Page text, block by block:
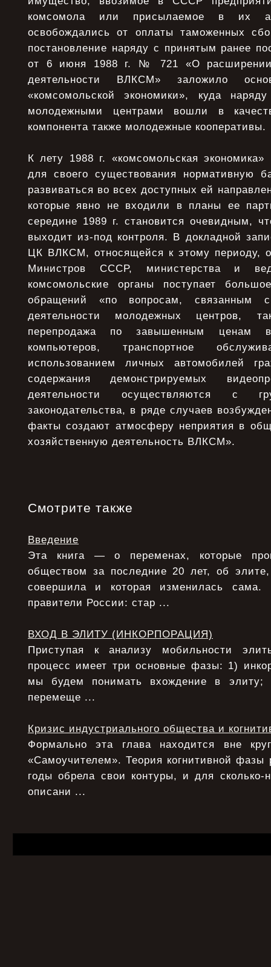
комсомола или присылаемое в их
освобождались от оплаты таможенных
постановление наряду с принятым ранее
от 6 июня 1988 г. № 721 «О расширении
деятельности ВЛКСМ» заложило
«комсомольской экономики», куда
молодежными центрами вошли в
компонента также молодежные кооперативы.
К лету 1988 г. «комсомольская
для своего существования нормативную
развиваться во всех доступных ей
которые явно не входили в планы ее
середине 1989 г. становится очевидным,
выходит из-под контроля. В докладной
ЦК ВЛКСМ, относящейся к этому периоду,
Министров СССР, министерства и
комсомольские органы поступает
обращений «по вопросам, связанным
деятельности молодежных центров,
перепродажа по завышенным ценам
компьютеров, транспортное
использованием личных автомобилей
содержания демонстрируемых
деятельности осуществляются с
законодательства, в ряде случаев
факты создают атмосферу неприятия в
хозяйственную деятельность ВЛКСМ».
Смотрите также
Введение
Эта книга — о переменах, которые
обществом за последние 20 лет, об
совершила и которая изменилась
правители России: стар ...
ВХОД В ЭЛИТУ (ИНКОРПОРАЦИЯ)
Приступая к анализу мобильности
процесс имеет три основные фазы: 1)
мы будем понимать вхождение в
перемеще ...
Кризис индустриального общества и
Формально эта глава находится вне
«Самоучителем». Теория когнитивной
годы обрела свои контуры, и для сколько-
описани ...